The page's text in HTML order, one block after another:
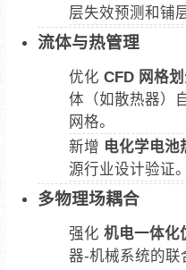
层失效预测和铺
流体与热管理
优化 CFD 网格
体（如散热器）
网格。
新增 电化学电池
源行业设计验证。
多物理场耦合
强化 机电一体化
器-机械系统的联